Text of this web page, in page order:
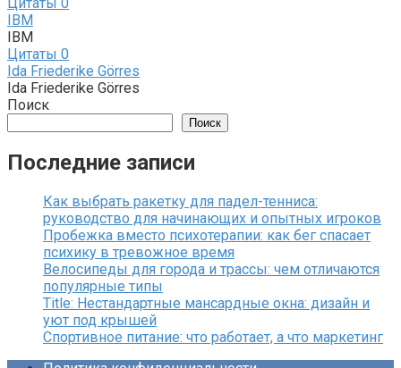
IBM
IBM
Цитаты 0
Ida Friederike Görres
Ida Friederike Görres
Поиск
Поиск
Последние записи
Как выбрать ракетку для падел-тенниса:
руководство для начинающих и опытных игроков
Пробежка вместо психотерапии: как бег спасает
психику в тревожное время
Велосипеды для города и трассы: чем отличаются
популярные типы
Title: Нестандартные мансардные окна: дизайн и
уют под крышей
Спортивное питание: что работает, а что маркетинг